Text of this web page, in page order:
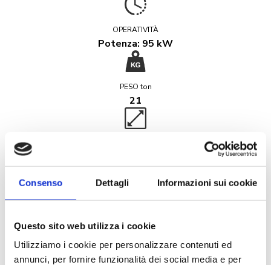
Consenso Dettagli Informazioni sui cookie
Questo sito web utilizza i cookie
Utilizziamo i cookie per personalizzare contenuti ed
annunci, per fornire funzionalità dei social media e per
OPERATIVITÀ
Potenza: 95 kW
PESO ton
21